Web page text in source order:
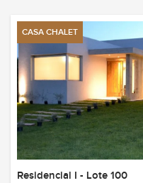
CASA CHALET
Residencial I - Lote 100